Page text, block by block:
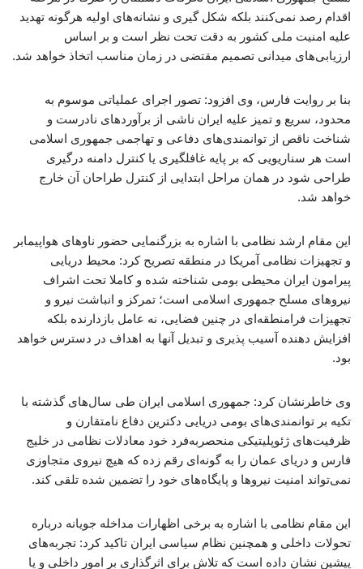
اقدام رصد نمی‌کنند بلکه شکل گیری و نشانه‌های اولیه هرگونه تهدید
علیه امنیت ملی کشور به دقت تحت نظر است و بر اساس
ارزیابی‌های میدانی تصمیم مقتضی در زمان مناسب اتخاذ خواهد شد.
بنا بر روایت فارس، وی افزود: تصور اجرای عملیاتی موسوم به
محدود، سریع و تمیز علیه ایران ناشی از برآوردهای نادرست و
شناخت ناقص از توانمندی‌های دفاعی و تهاجمی جمهوری اسلامی
است هر سناریویی که بر پایه غافلگیری یا کنترل دامنه درگیری
طراحی شود در همان مراحل ابتدایی از کنترل طراحان آن خارج
خواهد شد.
این مقام ارشد نظامی با اشاره به بزرگنمایی حضور ناوهای هواپیمابر
و تجهیزات نظامی آمریکا در منطقه تصریح کرد: محیط دریایی
پیرامون ایران محیطی بومی شناخته شده و کاملا تحت اشراف
نیروهای مسلح جمهوری اسلامی است؛ تمرکز و انباشت نیرو و
تجهیزات فرامنطقه‌ای در چنین فضایی، نه عامل بازدارنده بلکه
افزایش دهنده آسیب پذیری و تبدیل آنها به اهداف در دسترس خواهد
بود.
وی خاطرنشان کرد: جمهوری اسلامی ایران طی سال‌های گذشته با
تکیه بر توانمندی‌های بومی دریایی دکترین دفاع نامتقارن و
ظرفیت‌های ژئوپلیتیکی منحصربه‌فرد خود معادلات نظامی در خلیج
فارس و دریای عمان را به گونه‌ای رقم زده که هیچ نیروی متجاوزی
نمی‌تواند امنیت نیروها و پایگاه‌های خود را تضمین شده تلقی کند.
این مقام نظامی با اشاره به برخی اظهارات مداخله جویانه درباره
تحولات داخلی و همچنین نظام سیاسی ایران تاکید کرد: تجربه‌های
پیشین نشان داده است که تلاش برای اثرگذاری بر امور داخلی و یا